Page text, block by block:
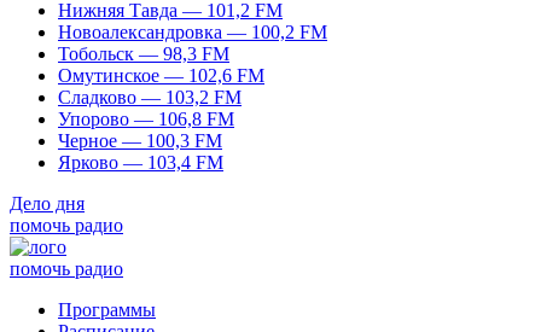
Нижняя Тавда — 101,2 FM
Новоалександровка — 100,2 FM
Тобольск — 98,3 FM
Омутинское — 102,6 FM
Сладково — 103,2 FM
Упорово — 106,8 FM
Черное — 100,3 FM
Ярково — 103,4 FM
Дело дня
помочь радио
помочь радио
Программы